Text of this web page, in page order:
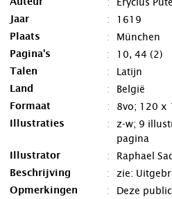
Auteur
Jaar 1619
Plaats München
Pagina's 10, 44 (2)
Talen Latijn
Land België
Formaat 8vo; 120 x
Illustraties
z-w; 9
pagina
Illustrator Raphael
Beschrijving zie:
Opmerkingen
Deze